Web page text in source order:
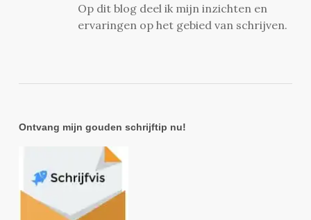
Op dit blog deel ik mijn inzichten en
ervaringen op het gebied van schrijven.
Ontvang mijn gouden schrijftip nu!